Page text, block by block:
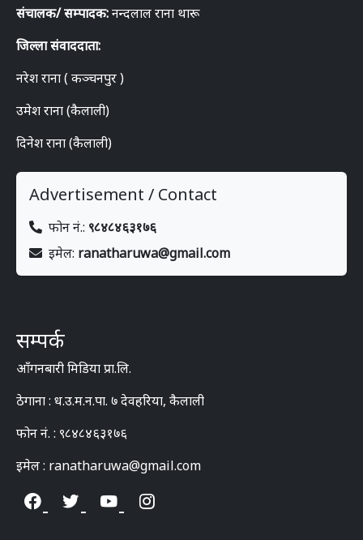
संचालक/ सम्पादक:नन्दलाल राना थारू
जिल्ला संवाददाता:
नरेश राना ( कञ्चनपुर )
उमेश राना (कैलाली)
दिनेश राना (कैलाली)
Advertisement / Contact
फोन नं.: ९८४८४६३१७६
इमेल: ranatharuwa@gmail.com
सम्पर्क
आँगनबारी मिडिया प्रा.लि.
ठेगाना : ध.उ.म.न.पा. ७ देवहरिया, कैलाली
फोन नं. : ९८४८४६३१७६
इमेल : ranatharuwa@gmail.com